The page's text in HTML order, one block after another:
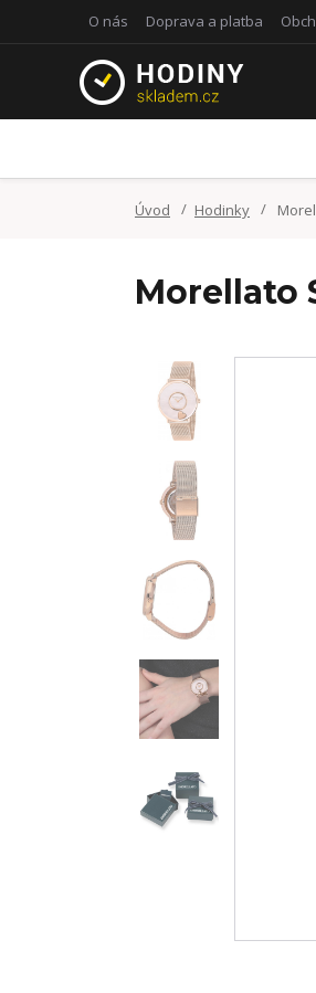
O nás Doprava a platba
Úvod Hodinky
Morellato